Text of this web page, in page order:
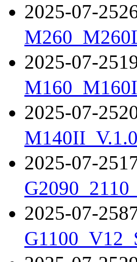
2025-07-25
2025-07-25
2025-07-25
2025-07-25
2025-07-25